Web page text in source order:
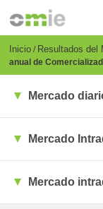
principal
Breadcrumb
Inicio Resultados del
anual de
Mercado
Mercado
Mercado